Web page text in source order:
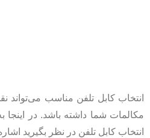
انتخاب کابل تلفن مناسب
مکالمات شما داشته باشد. در اینجا
انتخاب کابل تلفن در نظر بگیرید